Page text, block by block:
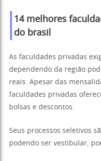
14 melhores
do brasil
As faculdades privadas
dependendo da região
reais. Apesar das
faculdades privadas
bolsas e descontos.
Seus processos seletivos
podendo ser vestibular,